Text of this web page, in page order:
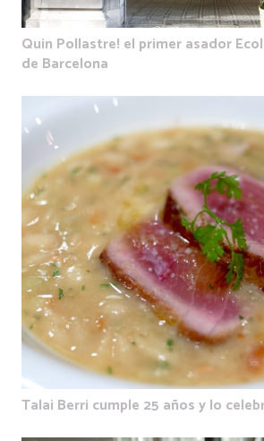
Quin Pollastre! el primer asador
de Barcelona
Talai Berri cumple 25 años y lo